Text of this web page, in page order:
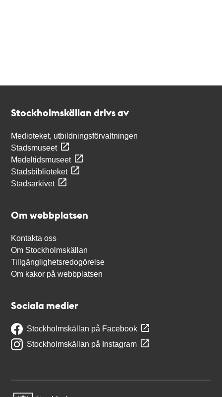
Stockholmskällan drivs av
Medioteket, utbildningsförvaltningen
Stadsmuseet
Medeltidsmuseet
Stadsbiblioteket
Stadsarkivet
Om webbplatsen
Kontakta oss
Om Stockholmskällan
Tillgänglighetsredogörelse
Om kakor på webbplatsen
Sociala medier
Stockholmskällan på Facebook
Stockholmskällan på Instagram